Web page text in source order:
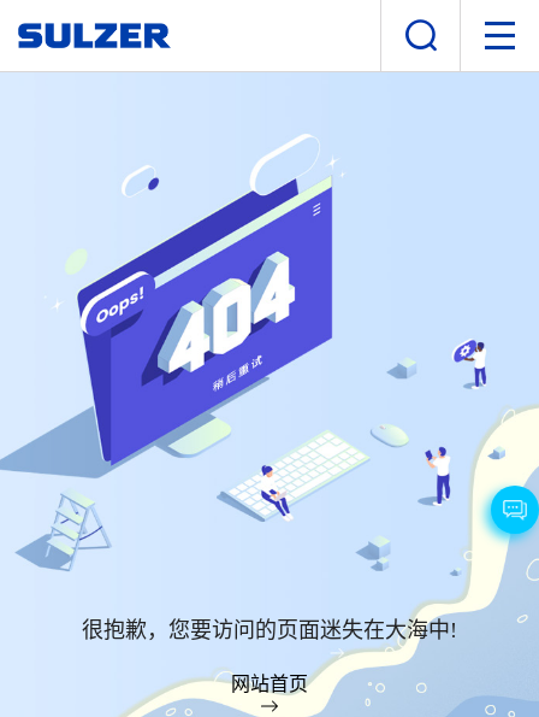
很抱歉，您要访问的页面迷失在大海中!
网站首页